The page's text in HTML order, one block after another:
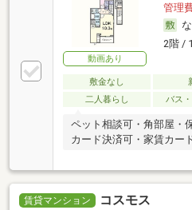
動画あり
管理
2階 /
敷金なし
二人暮らし
バス
ペット相談可・角部屋・
カード決済可・家賃カー
賃貸マンション コスモス